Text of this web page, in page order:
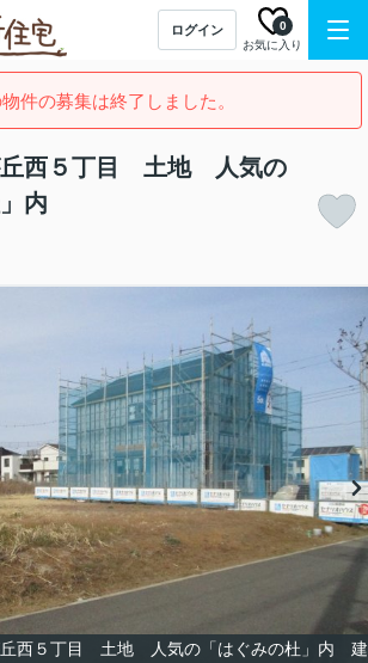
ログイン
お気に入り
0
件の募集は終了しました。
丘西５丁目 土地 人気の
内
丘西５丁目 土地 人気の「はぐみの杜」内 建